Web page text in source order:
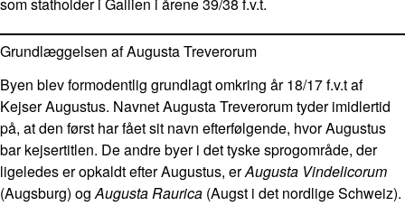
Grundlæggelsen af Augusta Treverorum
Byen blev formodentlig grundlagt omkring år 18/17 f.v.t af
Kejser Augustus. Navnet Augusta Treverorum tyder imidlertid
på, at den først har fået sit navn efterfølgende, hvor Augustus
bar kejsertitlen. De andre byer i det tyske sprogområde, der
ligeledes er opkaldt efter Augustus, erAugusta Vindelicorum
(Augsburg) ogAugusta Raurica (Augst i det nordlige Schweiz).